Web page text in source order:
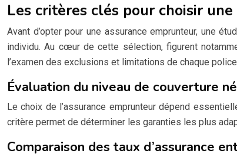
Les critères clés pour choisir
Avant d’opter pour une assurance emprunteur, une
individu. Au cœur de cette sélection, figurent
l’examen des exclusions et limitations de chaque
Évaluation du niveau de couverture
Le choix de l’assurance emprunteur dépend
critère permet de déterminer les garanties les plus
Comparaison des taux d’assurance